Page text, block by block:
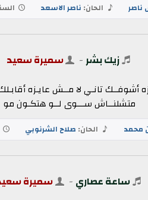
ناصر الحان: ناصر الاسعد
زيك بشر- سميرة سعيد
تانـي لا مــش عايـزه
متشلنــاش ســـوى لــو هتكـون مو
محمد الحان: صلاح الشرنوبي
ساعة عصاري - سميرة